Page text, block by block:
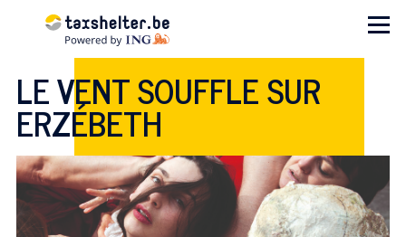
Overslaan en naar de inhoud gaan
Menu
LE VENT SOUFFLE SUR
ERZÉBETH